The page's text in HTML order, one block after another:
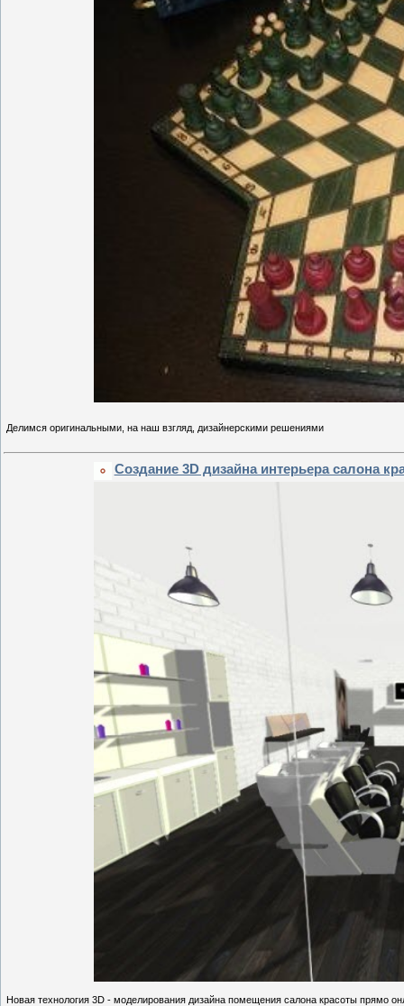
Делимся оригинальными, на наш взгляд, дизайнерскими решениями
Создание 3D дизайна интерьера салона
Новая технология 3D - моделирования дизайна помещения салона красоты прямо